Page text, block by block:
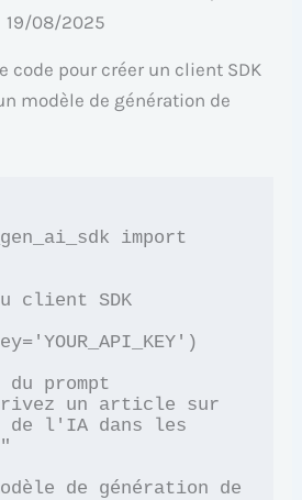
19/08/2025
code pour créer un client SDK
modèle de génération de
import
client SDK
prompt
un article sur
de l'IA dans les
de génération de